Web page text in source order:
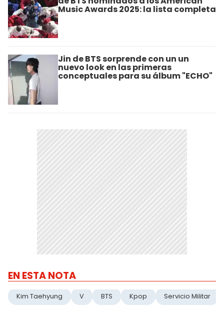
Music Awards 2025: la lista completa
Jin de BTS sorprende con un un
nuevo look en las primeras
conceptuales para su álbum "ECHO"
EN ESTA NOTA
Kim Taehyung V BTS Kpop Servicio Militar